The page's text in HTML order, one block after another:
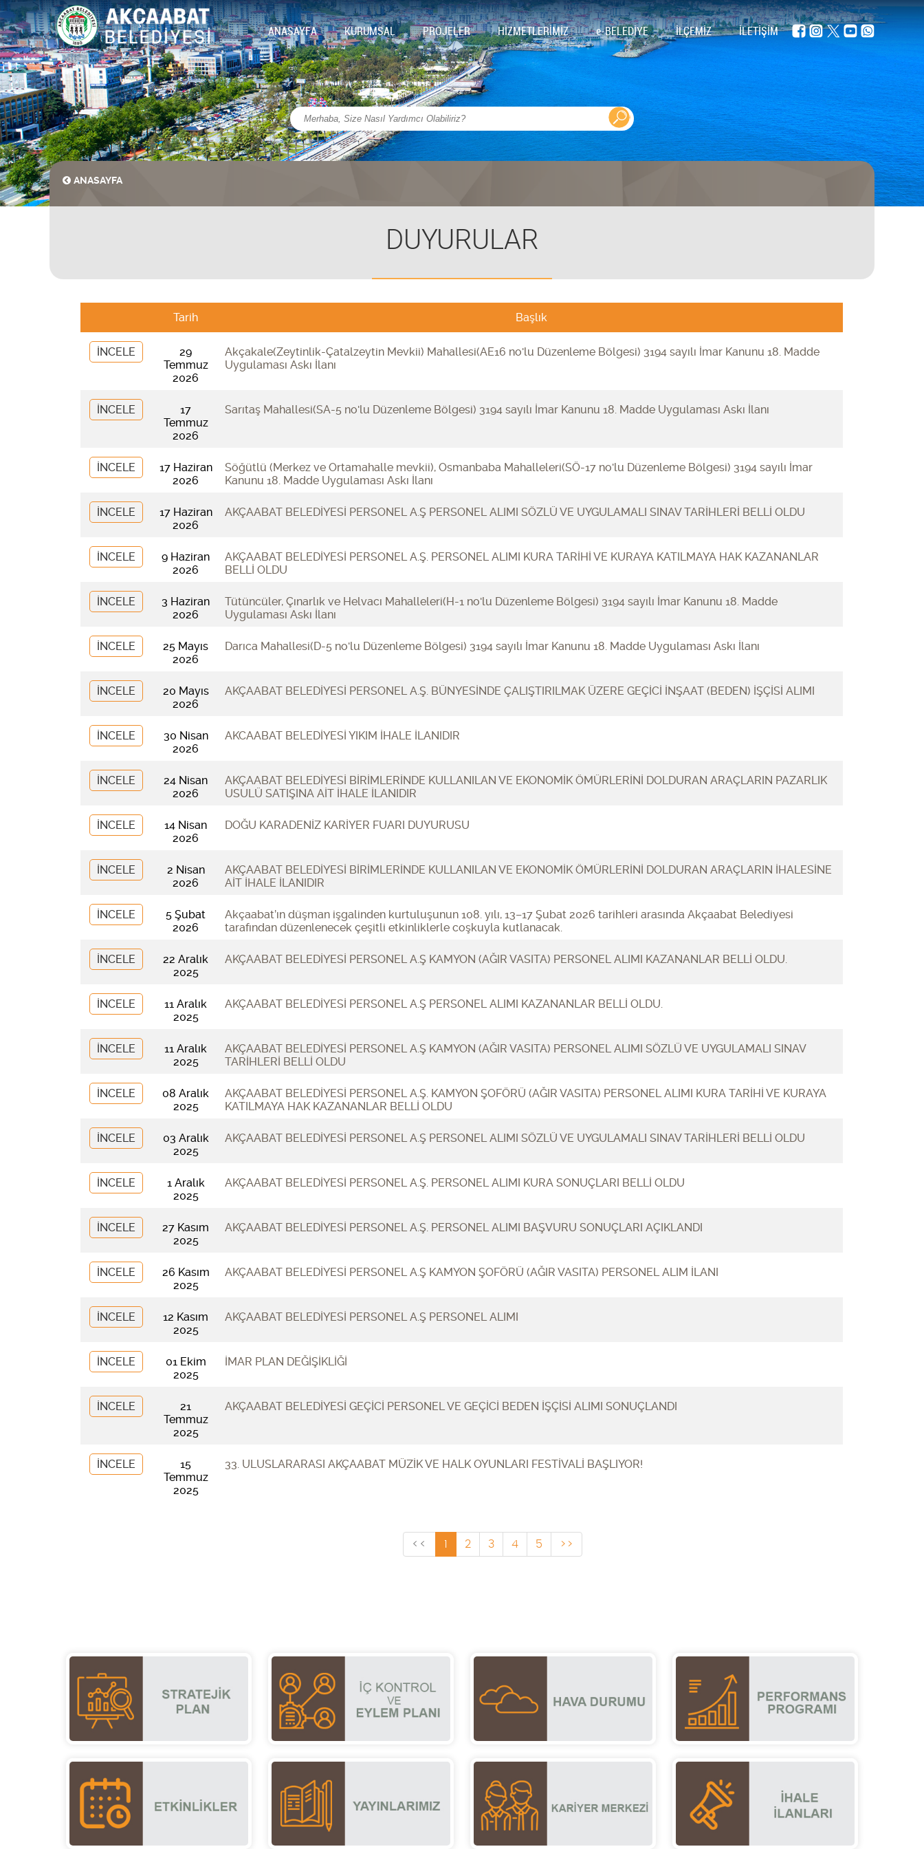
ANASAYFA KURUMSAL PROJELER HİZMETLERİMİZ e-BELEDİYE İLÇEMİZ İLETİŞİM
ANASAYFA
DUYURULAR
Tarih Başlık
İNCELE
29
Temmuz
2026
Akçakale(Zeytinlik-Çatalzeytin Mevkii) Mahallesi(AE16 no'lu Düzenleme Bölgesi) 3194 sayılı İmar Kanunu 18. Madde
Uygulaması Askı İlanı
İNCELE
17
Temmuz
2026
Sarıtaş Mahallesi(SA-5 no'lu Düzenleme Bölgesi) 3194 sayılı İmar Kanunu 18. Madde Uygulaması Askı İlanı
İNCELE
17 Haziran
2026
Söğütlü (Merkez ve Ortamahalle mevkii), Osmanbaba Mahalleleri(SÖ-17 no'lu Düzenleme Bölgesi) 3194 sayılı İmar
Kanunu 18. Madde Uygulaması Askı İlanı
İNCELE
17 Haziran
2026
AKÇAABAT BELEDİYESİ PERSONEL A.Ş PERSONEL ALIMI SÖZLÜ VE UYGULAMALI SINAV TARİHLERİ BELLİ OLDU
İNCELE
9 Haziran
2026
AKÇAABAT BELEDİYESİ PERSONEL A.Ş. PERSONEL ALIMI KURA TARİHİ VE KURAYA KATILMAYA HAK KAZANANLAR
BELLİ OLDU
İNCELE
3 Haziran
2026
Tütüncüler, Çınarlık ve Helvacı Mahalleleri(H-1 no'lu Düzenleme Bölgesi) 3194 sayılı İmar Kanunu 18. Madde
Uygulaması Askı İlanı
İNCELE
25 Mayıs
2026
Darıca Mahallesi(D-5 no'lu Düzenleme Bölgesi) 3194 sayılı İmar Kanunu 18. Madde Uygulaması Askı İlanı
İNCELE
20 Mayıs
2026
AKÇAABAT BELEDİYESİ PERSONEL A.Ş. BÜNYESİNDE ÇALIŞTIRILMAK ÜZERE GEÇİCİ İNŞAAT (BEDEN) İŞÇİSİ ALIMI
İNCELE
30 Nisan
2026
AKCAABAT BELEDİYESİ YIKIM İHALE İLANIDIR
İNCELE
24 Nisan
2026
AKÇAABAT BELEDİYESİ BİRİMLERİNDE KULLANILAN VE EKONOMİK ÖMÜRLERİNİ DOLDURAN ARAÇLARIN PAZARLIK
USULÜ SATIŞINA AİT İHALE İLANIDIR
İNCELE
14 Nisan
2026
DOĞU KARADENİZ KARİYER FUARI DUYURUSU
İNCELE
2 Nisan
2026
AKÇAABAT BELEDİYESİ BİRİMLERİNDE KULLANILAN VE EKONOMİK ÖMÜRLERİNİ DOLDURAN ARAÇLARIN İHALESİNE
AİT İHALE İLANIDIR
İNCELE
5 Şubat
2026
Akçaabat’ın düşman işgalinden kurtuluşunun 108. yılı, 13–17 Şubat 2026 tarihleri arasında Akçaabat Belediyesi
tarafından düzenlenecek çeşitli etkinliklerle coşkuyla kutlanacak.
İNCELE
22 Aralık
2025
AKÇAABAT BELEDİYESİ PERSONEL A.Ş KAMYON (AĞIR VASITA) PERSONEL ALIMI KAZANANLAR BELLİ OLDU.
İNCELE
11 Aralık
2025
AKÇAABAT BELEDİYESİ PERSONEL A.Ş PERSONEL ALIMI KAZANANLAR BELLİ OLDU.
İNCELE
11 Aralık
2025
AKÇAABAT BELEDİYESİ PERSONEL A.Ş KAMYON (AĞIR VASITA) PERSONEL ALIMI SÖZLÜ VE UYGULAMALI SINAV
TARİHLERİ BELLİ OLDU
İNCELE
08 Aralık
2025
AKÇAABAT BELEDİYESİ PERSONEL A.Ş. KAMYON ŞOFÖRÜ (AĞIR VASITA) PERSONEL ALIMI KURA TARİHİ VE KURAYA
KATILMAYA HAK KAZANANLAR BELLİ OLDU
İNCELE
03 Aralık
2025
AKÇAABAT BELEDİYESİ PERSONEL A.Ş PERSONEL ALIMI SÖZLÜ VE UYGULAMALI SINAV TARİHLERİ BELLİ OLDU
İNCELE
1 Aralık
2025
AKÇAABAT BELEDİYESİ PERSONEL A.Ş. PERSONEL ALIMI KURA SONUÇLARI BELLİ OLDU
İNCELE
27 Kasım
2025
AKÇAABAT BELEDİYESİ PERSONEL A.Ş. PERSONEL ALIMI BAŞVURU SONUÇLARI AÇIKLANDI
İNCELE
26 Kasım
2025
AKÇAABAT BELEDİYESİ PERSONEL A.Ş KAMYON ŞOFÖRÜ (AĞIR VASITA) PERSONEL ALIM İLANI
İNCELE
12 Kasım
2025
AKÇAABAT BELEDİYESİ PERSONEL A.Ş PERSONEL ALIMI
İNCELE
01 Ekim
2025
İMAR PLAN DEĞİŞİKLİĞİ
İNCELE
21
Temmuz
2025
AKÇAABAT BELEDİYESİ GEÇİCİ PERSONEL VE GEÇİCİ BEDEN İŞÇİSİ ALIMI SONUÇLANDI
İNCELE
15
Temmuz
2025
33. ULUSLARARASI AKÇAABAT MÜZİK VE HALK OYUNLARI FESTİVALİ BAŞLIYOR!
<< 1 2 3 4 5 >>